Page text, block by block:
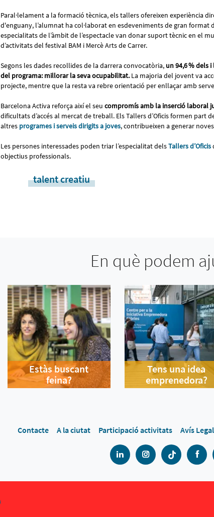
Paral·lelament a la formació tècnica, els tallers ofereixen experiència
d'enguany, l’alumnat ha col·laborat en esdeveniments de gran format
especialitats de l’àmbit de l’espectacle van donar suport tècnic en el
d’activitats del festival BAM i Mercè Arts de Carrer.
Segons les dades recollides de la darrera convocatòria, un 94,6 % dels
del programa: millorar la seva ocupabilitat. La majoria del jovent va
projecte, mentre que la resta va rebre orientació per enllaçar amb
Barcelona Activa reforça així el seu compromís amb la inserció laboral
dificultats d’accés al mercat de treball. Els Tallers d’Oficis formen part
altres programes i serveis dirigits a joves, contribueixen a generar
Les persones interessades poden triar l’especialitat delsTallers d’Oficis
objectius professionals.
talent creatiu
En què podem
Estàs buscant
feina?
Tens una idea
emprenedora?
Contacte A la ciutat Participació activitats Avís Legal